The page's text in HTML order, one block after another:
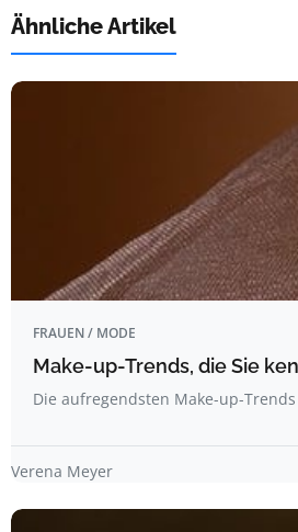
Ähnliche Artikel
FRAUEN / MODE
Make-up-Trends, die Sie
Die aufregendsten Make-up-
Verena Meyer